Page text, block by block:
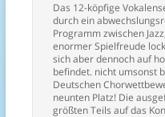
Das 12-köpfige
durch ein
Programm zwischen
enormer Spielfreude
sich aber dennoch auf
befindet. nicht umsonst
Deutschen
neunten Platz! Die
größten Teils auf das